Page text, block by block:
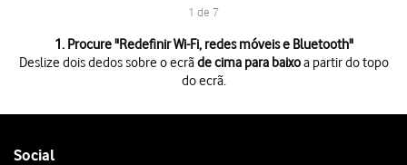
1 de 7
1. Procure "Redefinir Wi-Fi, redes móveis e Bluetooth"
Deslize dois dedos sobre o ecrãde cima para baixoa partir do topo
do ecrã.
Primao ícone de definições.
PrimaRedefinir Wi-Fi, redes móveis e Bluetooth
Follow
Social